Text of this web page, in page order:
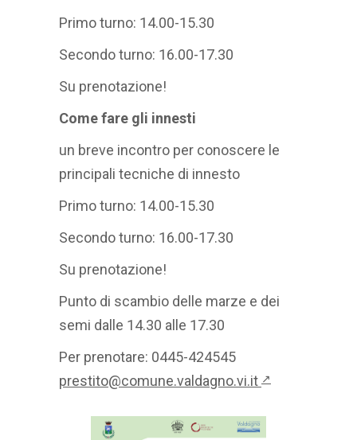
Primo turno: 14.00-15.30
Secondo turno: 16.00-17.30
Su prenotazione!
Come fare gli innesti
un breve incontro per conoscere le
principali tecniche di innesto
Primo turno: 14.00-15.30
Secondo turno: 16.00-17.30
Su prenotazione!
Punto di scambio delle marze e dei
semi dalle 14.30 alle 17.30
Per prenotare: 0445-424545
prestito@comune.valdagno.vi.it ↗